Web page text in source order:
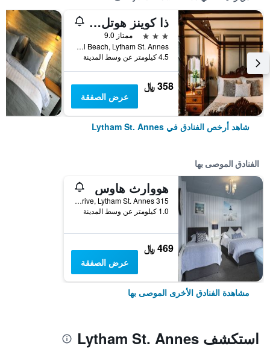
ذا كوينز هوتل ليثام
3 نجوم
ممتاز 9.0
Central Beach, Lytham St. Annes, المملكة المتحدة
4.5 كيلومتر عن وسط المدينة
358 ﷼
عرض الصفقة
شاهد أرخص الفنادق في Lytham St. Annes
الفنادق الموصى بها
هووارث هاوس
315 Clifton Drive, Lytham St. Annes, المملكة المتحدة
1.0 كيلومتر عن وسط المدينة
469 ﷼
عرض الصفقة
مشاهدة الفنادق الأخرى الموصى بها
استكشف Lytham St. Annes